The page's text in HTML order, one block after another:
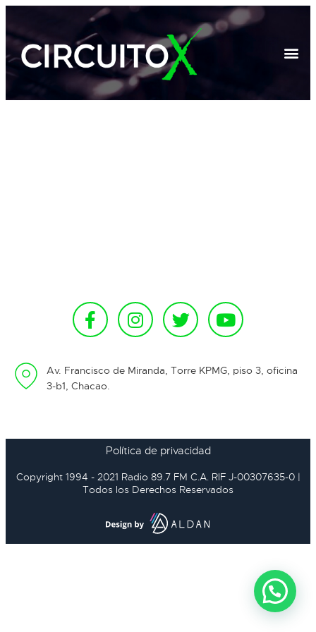
Av. Francisco de Miranda, Torre KPMG, piso 3, oficina
3-b1, Chacao.
Política de privacidad
Copyright 1994 - 2021 Radio 89.7 FM C.A. RIF J-00307635-0 |
Todos los Derechos Reservados